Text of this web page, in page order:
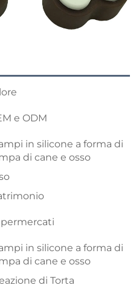
e ODM
in silicone a forma di
di cane e osso
in silicone a forma di
di cane e osso
di Torta